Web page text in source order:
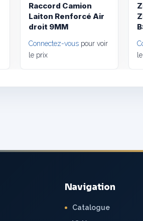
Raccord Camion
Laiton Renforcé Air
droit 9MM
Connectez-vous pour voir
le prix
Navigation
Catalogue